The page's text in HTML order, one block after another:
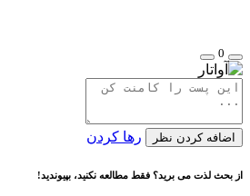
0
اضافه کردن نظر رها کردن
از بحث لذت می برید؟ فقط مطالعه نکنید، بپیوندید!